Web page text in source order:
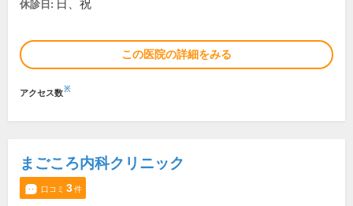
休診日: 日、祝
この医院の詳細をみる
アクセス数※
まごころ内科クリニック
口コミ 3件